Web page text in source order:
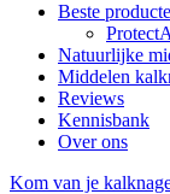
Beste
Natuurlijke
Middelen
Reviews
Kennisbank
Over ons
Kom van je